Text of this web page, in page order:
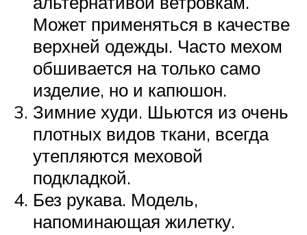
Может применяться в качестве
верхней одежды. Часто мехом
обшивается на только само
изделие, но и капюшон.
Зимние худи. Шьются из очень
плотных видов ткани, всегда
утепляются меховой
подкладкой.
Без рукава. Модель,
напоминающая жилетку.